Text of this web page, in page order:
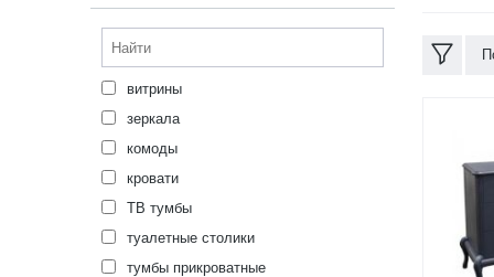
витрины
зеркала
комоды
кровати
ТВ тумбы
туалетные столики
тумбы прикроватные